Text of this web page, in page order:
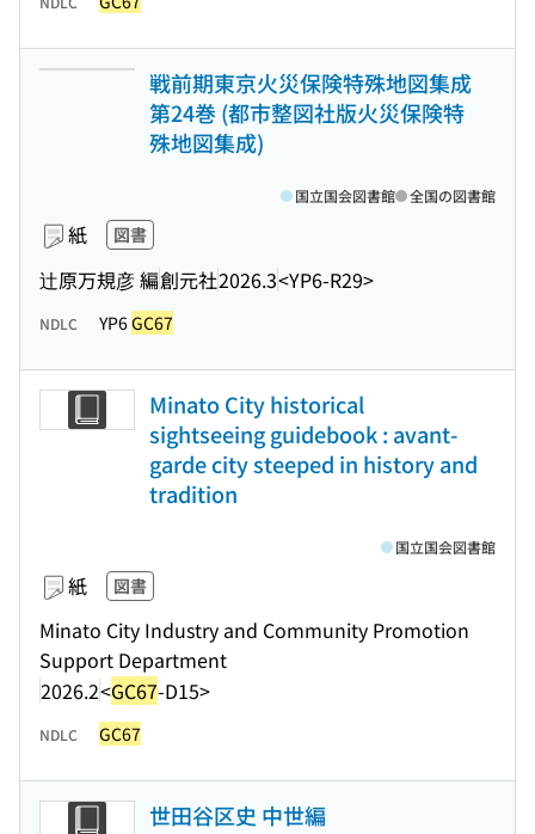
戦前期東京火災保険特殊地図集成
第24巻 (都市整図社版火災保険特
殊地図集成)
紙 図書
辻原万規彦 編創元社2026.3<YP6-R29>
国立国会図書館 全国の図書館
NDLC YP6GC67
Minato City historical
sightseeing guidebook : avant-
garde city steeped in history and
tradition
紙 図書
Minato City Industry and Community Promotion
Support Department
2026.2<GC67-D15>
国立国会図書館
NDLC GC67
世田谷区史 中世編